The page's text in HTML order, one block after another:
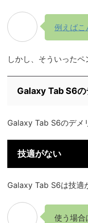
例えばこ
しかし、そういったペ
Galaxy Tab S6の
Galaxy Tab S6のデメ
技適がない
Galaxy Tab S6は技適
使う場合